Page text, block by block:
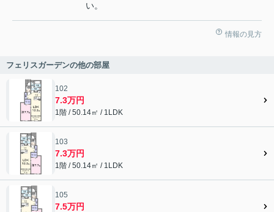
い。
情報の見方
フェリスガーデンの他の部屋
102
7.3万円
1階 / 50.14㎡ / 1LDK
103
7.3万円
1階 / 50.14㎡ / 1LDK
105
7.5万円